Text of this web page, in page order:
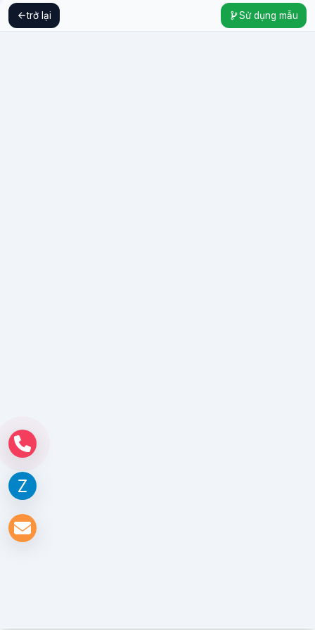
trở lại Sử dụng mẫu